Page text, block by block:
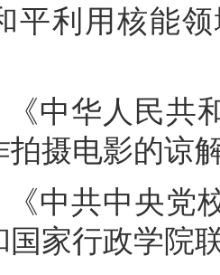
平利用核能
《中华人民
拍摄电影的谅
《中共中央
国家行政学院